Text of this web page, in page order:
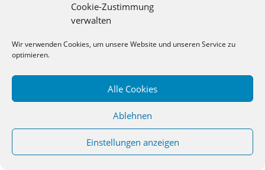
Cookie-Zustimmung
verwalten
Wir verwenden Cookies, um unsere Website und unseren Service zu
optimieren.
Alle Cookies
Ablehnen
Einstellungen anzeigen
wordpress